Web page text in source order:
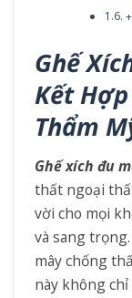
Ghế
Kết
Thẩm
Ghế xích đu
thất ngoại
vời cho mọi
và sang
mây chống
này không